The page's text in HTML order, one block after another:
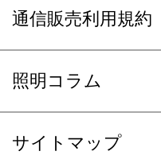
通信販売利用規約
照明コラム
サイトマップ